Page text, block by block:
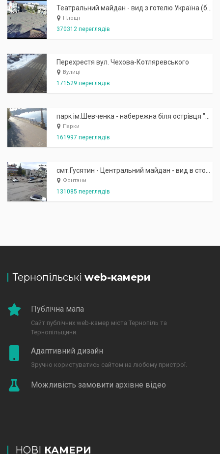
Площі
370312 переглядів
Перехрестя вул. Чехова-Котляревського
Вулиці
171529 переглядів
Парки
161997 переглядів
Фонтани
131085 переглядів
Тернопільські web-камери
Публічна мапа
Сайт публічних web-камер міста Тернопіль та
Тернопільщини.
Адаптивний дизайн
Зручно користуватись сайтом на любому пристрої.
Можливість замовити архівне відео
НОВІ КАМЕРИ